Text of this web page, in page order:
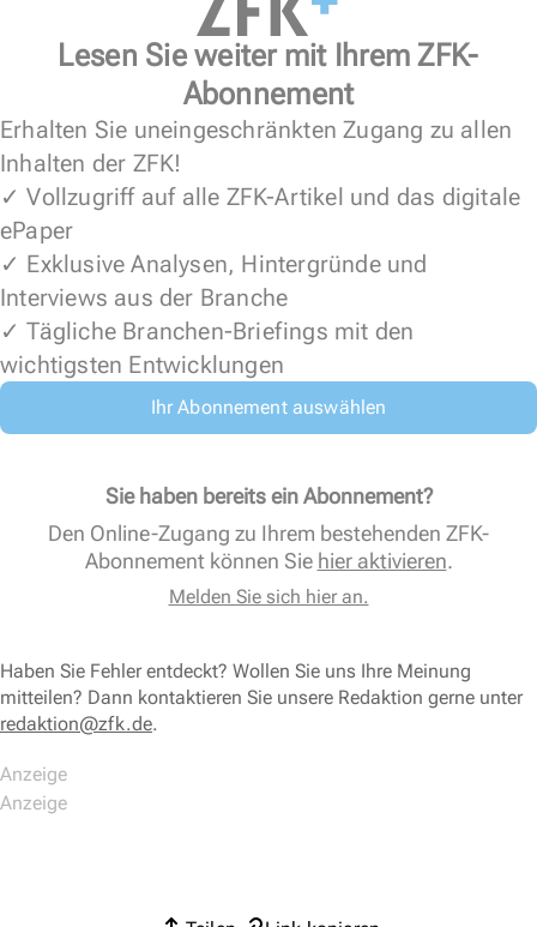
Lesen Sie weiter mit Ihrem ZFK-
Abonnement
Erhalten Sie uneingeschränkten Zugang zu allen
Inhalten der ZFK!
✓ Vollzugriff auf alle ZFK-Artikel und das digitale
ePaper
✓ Exklusive Analysen, Hintergründe und
Interviews aus der Branche
✓ Tägliche Branchen-Briefings mit den
wichtigsten Entwicklungen
Ihr Abonnement auswählen
Sie haben bereits ein Abonnement?
Den Online-Zugang zu Ihrem bestehenden ZFK-
Abonnement können Sie hier aktivieren.
Melden Sie sich hier an.
Haben Sie Fehler entdeckt? Wollen Sie uns Ihre Meinung
mitteilen? Dann kontaktieren Sie unsere Redaktion gerne unter
redaktion@zfk.de.